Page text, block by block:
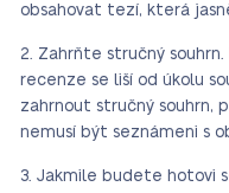
obsahovat tezí, která
Zahrňte stručný
recenze se liší od úkolu
zahrnout stručný souhrn,
nemusí být seznámeni s
Jakmile budete hotovi